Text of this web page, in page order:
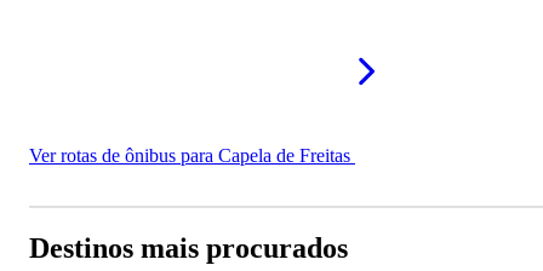
Ver rotas de ônibus para Capela de Freitas
Destinos mais procurados